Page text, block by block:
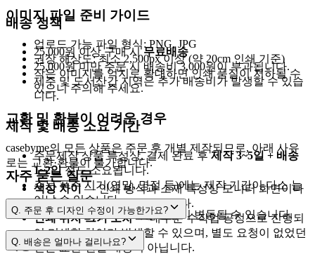
이미지 파일 준비 가이드
업로드 가능 파일 형식: PNG, JPG
권장 해상도: 최소 2,500px 이상 (약 20cm 인쇄 기준)
작은 이미지를 억지로 확대하면 인쇄 품질이 저하될 수
있으니 주의해 주세요.
교환 및 환불이 어려운 경우
casebyme의 모든 상품은 주문 후 개별 제작되므로, 아래 사유
로는 교환·환불이 불가합니다.
색상 차이 — 인쇄 방식과 소재 특성상 모니터 화면이나
출력물과 차이가 날 수 있습니다.
인쇄 위치·크기 오차— 대부분 수작업 공정으로 진행되
어 미세한 차이가 발생할 수 있으며, 별도 요청이 없었던
건은 교환·환불 대상이 아닙니다.
배송 정책
25,000원 이상 구매 시무료배송
25,000원 미만 주문 시 배송비 3,000원이 부과됩니다.
제주 및 도서산간 지역은 추가 배송비가 발생할 수 있습
니다.
제작 및 배송 소요 기간
주문제작 상품 특성상, 결제 완료 후제작 3~5일 + 배송
1~2일정도 소요됩니다.
주문 폭주 시기(연말, 명절 등)에는 제작 기간이 다소 늘
어날 수 있습니다.
택배사 사정에 따라 배송 일정이 변동될 수 있습니다.
배송 조회
자주 묻는 질문
Q. 주문 후 디자인 수정이 가능한가요?
[제작준비중]
Q. 배송은 얼마나 걸리나요?